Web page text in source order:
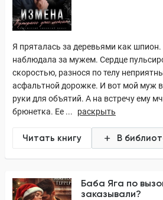
Я пряталась за деревьями как
наблюдала за мужем. Сердце
скоростью, разнося по телу
асфальтной дорожке. И вот мой муж
руки для объятий. А на встречу ему
брюнетка. Ее ...
раскрыть
Читать книгу В
Баба Яга по
заказывали?